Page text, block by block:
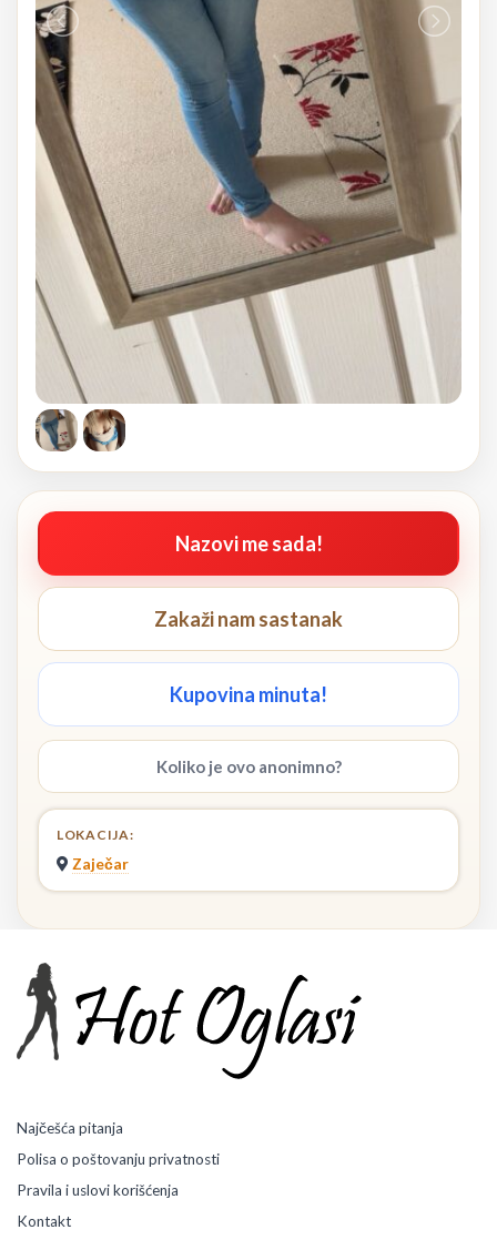
Nazovi me sada!
Zakaži nam sastanak
Kupovina minuta!
Koliko je ovo anonimno?
LOKACIJA:
Zaječar
Najčešća pitanja
Polisa o poštovanju privatnosti
Pravila i uslovi korišćenja
Kontakt